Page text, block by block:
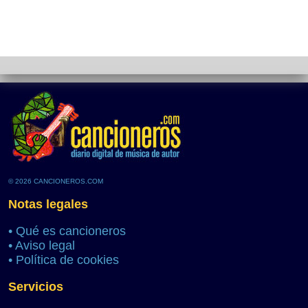
© 2026 CANCIONEROS.COM
Notas legales
• Qué es cancioneros
• Aviso legal
• Política de cookies
Servicios